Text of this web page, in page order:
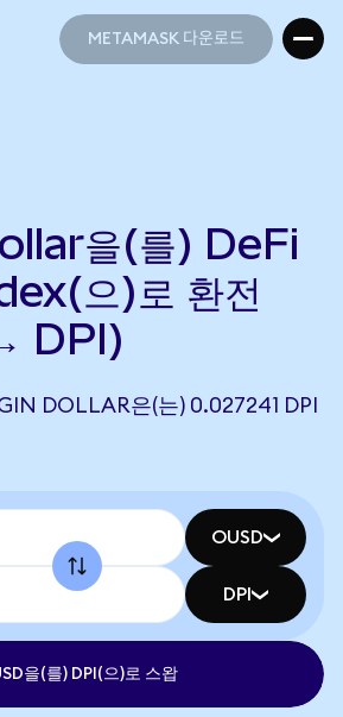
METAMASK 다운로드
을(를) DeFi
으)로 환전
DPI)
DOLLAR은(는) 0.027241 DPI
OUSD
DPI
을(를) DPI(으)로 스왑